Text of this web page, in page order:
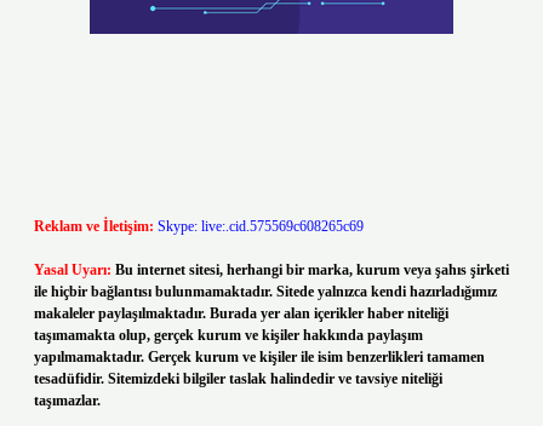
Reklam ve İletişim: Skype: live:.cid.575569c608265c69
Yasal Uyarı: Bu internet sitesi, herhangi bir marka, kurum veya şahıs şirketi
ile hiçbir bağlantısı bulunmamaktadır. Sitede yalnızca kendi hazırladığımız
makaleler paylaşılmaktadır. Burada yer alan içerikler haber niteliği
taşımamakta olup, gerçek kurum ve kişiler hakkında paylaşım
yapılmamaktadır. Gerçek kurum ve kişiler ile isim benzerlikleri tamamen
tesadüfidir. Sitemizdeki bilgiler taslak halindedir ve tavsiye niteliği
taşımazlar.